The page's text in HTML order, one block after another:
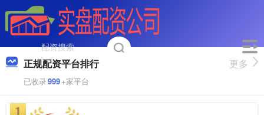
正规配资平台排行
已收录999+家平台
更多